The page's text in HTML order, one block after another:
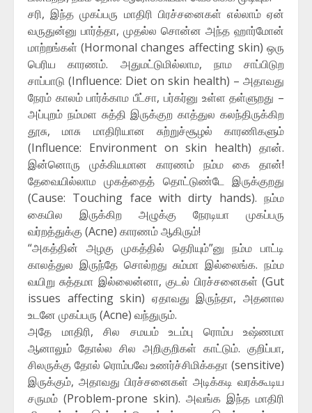
சரி, இந்த முகப்பரு மாதிரி பிரச்சனைகள் எல்லாம் ஏன்
வருதுன்னு பார்த்தா, முதல்ல சொன்ன அந்த ஹார்மோன்
மாற்றங்கள் (Hormonal changes affecting skin) ஒரு
பெரிய காரணம். அதுமட்டுமில்லாம, நாம சாப்பிடுற
சாப்பாடு (Influence: Diet on skin health) – அதாவது
நேரம் காலம் பார்க்காம பீட்சா, பர்கர்னு உள்ள தள்ளுறது –
அப்புறம் நம்மள சுத்தி இருக்குற காத்துல கலந்திருக்கிற
தூசு, மாசு மாதிரியான சுற்றுச்சூழல் காரணிகளும்
(Influence: Environment on skin health) தான்.
இன்னொரு முக்கியமான காரணம் நம்ம கை தான்!
தேவையில்லாம முகத்தைத் தொட்டுண்டே இருக்குறது
(Cause: Touching face with dirty hands). நம்ம
கையில இருக்கிற அழுக்கு நேரடியா முகப்பரு
வர்றத்துக்கு (Acne) காரணம் ஆகிரும்!
“அகத்தின் அழகு முகத்தில் தெரியும்”னு நம்ம பாட்டி
காலத்துல இருந்தே சொல்றது சும்மா இல்லைங்க. நம்ம
வயிறு சுத்தமா இல்லைன்னா, குடல் பிரச்சனைகள் (Gut
issues affecting skin) ஏதாவது இருந்தா, அதனால
உடனே முகப்பரு (Acne) வந்துரும்.
அதே மாதிரி, சில சமயம் உடம்பு ரொம்ப உஷ்ணமா
ஆனாலும் தோல்ல சில அறிகுறிகள் காட்டும். குறிப்பா,
சிலருக்கு தோல் ரொம்பவே உணர்ச்சிமிக்கதா (sensitive)
இருக்கும், அதாவது பிரச்சனைகள் அடிக்கடி வரக்கூடிய
சருமம் (Problem-prone skin). அவங்க இந்த மாதிரி